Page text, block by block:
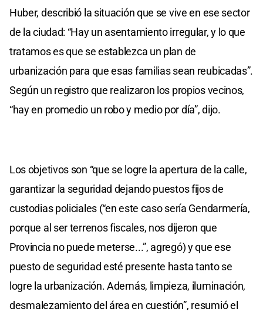
Huber, describió la situación que se vive en ese sector
de la ciudad: “Hay un asentamiento irregular, y lo que
tratamos es que se establezca un plan de
urbanización para que esas familias sean reubicadas”.
Según un registro que realizaron los propios vecinos,
“hay en promedio un robo y medio por día”, dijo.
Los objetivos son “que se logre la apertura de la calle,
garantizar la seguridad dejando puestos fijos de
custodias policiales (“en este caso sería Gendarmería,
porque al ser terrenos fiscales, nos dijeron que
Provincia no puede meterse...”, agregó) y que ese
puesto de seguridad esté presente hasta tanto se
logre la urbanización. Además, limpieza, iluminación,
desmalezamiento del área en cuestión”, resumió el